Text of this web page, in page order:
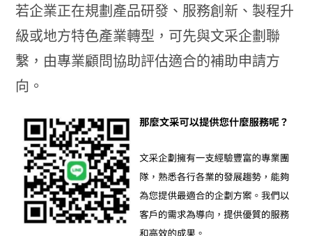
若企業正在規劃產品研發、服務創新、製程升
級或地方特色產業轉型，可先與文采企劃聯
繫，由專業顧問協助評估適合的補助申請方
向。